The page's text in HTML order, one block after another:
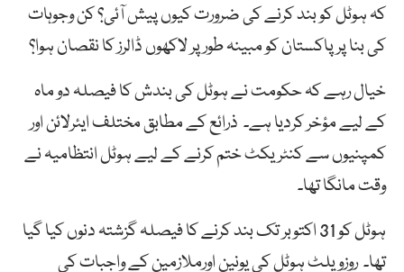
کہ ہوٹل کو بند کرنے کی ضرورت کیوں پیش آئی؟ کن وجوہات
کی بنا پر پاکستان کو مبینہ طور پر لاکھوں ڈالرز کا نقصان ہوا؟
خیال رہے کہ حکومت نے ہوٹل کی بندش کا فیصلہ دو ماہ
کے لیے مؤخر کردیا ہے۔ ذرائع کے مطابق مختلف ایئرلائن اور
کمپنیوں سے کنٹریکٹ ختم کرنے کے لیے ہوٹل انتظامیہ نے
وقت مانگا تھا۔
ہوٹل کو 31 اکتوبر تک بند کرنے کا فیصلہ گزشتہ دنوں کیا گیا
تھا۔ روزویلٹ ہوٹل کی یونین اورملازمین کے واجبات کی